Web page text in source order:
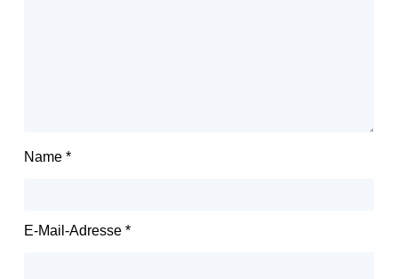
Name *
E-Mail-Adresse *